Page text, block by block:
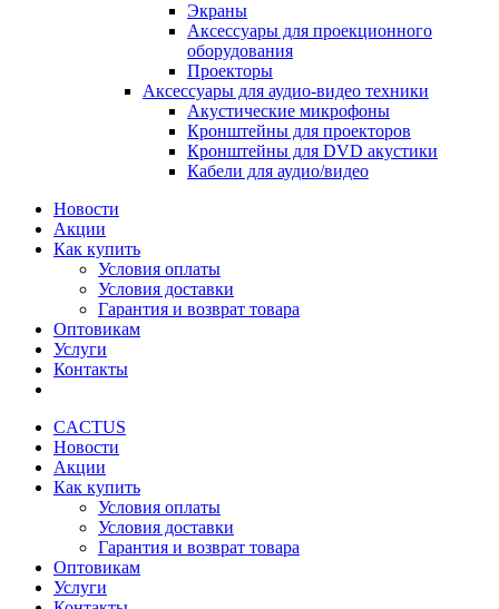
Экраны
Аксессуары для проекционного
оборудования
Проекторы
Аксессуары для аудио-видео техники
Акустические микрофоны
Кронштейны для проекторов
Кронштейны для DVD акустики
Кабели для аудио/видео
Новости
Акции
Как купить
Условия оплаты
Условия доставки
Гарантия и возврат товара
Оптовикам
Услуги
Контакты
CACTUS
Новости
Акции
Как купить
Условия оплаты
Условия доставки
Гарантия и возврат товара
Оптовикам
Услуги